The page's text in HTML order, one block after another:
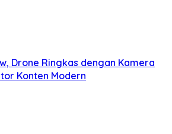
Drone Ringkas dengan Kamera
Konten Modern